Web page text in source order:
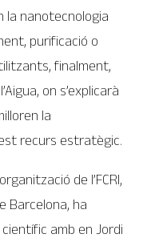
la nanotecnologia
purificació o
finalment,
on s’explicarà
la
recurs estratègic.
de l’FCRI,
Barcelona, ha
amb en Jordi